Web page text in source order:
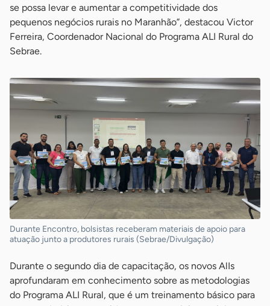
se possa levar e aumentar a competitividade dos
pequenos negócios rurais no Maranhão”, destacou Victor
Ferreira, Coordenador Nacional do Programa ALI Rural do
Sebrae.
Durante Encontro, bolsistas receberam materiais de apoio para
atuação junto a produtores rurais (Sebrae/Divulgação)
Durante o segundo dia de capacitação, os novos AlIs
aprofundaram em conhecimento sobre as metodologias
do Programa ALI Rural, que é um treinamento básico para